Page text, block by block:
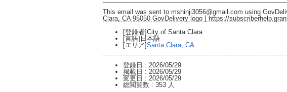
This email was sent to mshinji3056@gmail.com using
Clara, CA 95050 GovDelivery logo [ https://
[登録者]City of Santa Clara
[言語] 日本語
[エリア]Santa Clara, CA
登録日 : 2026/05/29
掲載日 : 2026/05/29
変更日 : 2026/05/29
総閲覧数 : 353 人